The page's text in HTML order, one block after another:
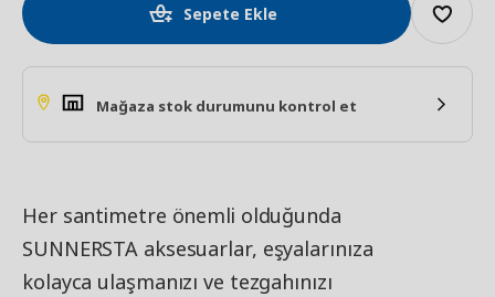
Sepete Ekle
Mağaza stok durumunu kontrol et
Her santimetre önemli olduğunda
SUNNERSTA aksesuarlar, eşyalarınıza
kolayca ulaşmanızı ve tezgahınızı